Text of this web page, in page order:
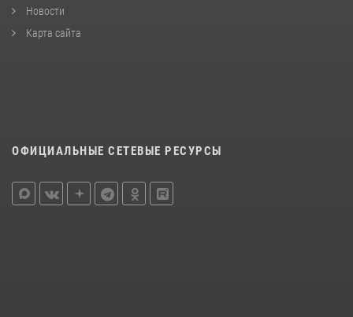
Новости
Карта сайта
ОФИЦИАЛЬНЫЕ СЕТЕВЫЕ РЕСУРСЫ